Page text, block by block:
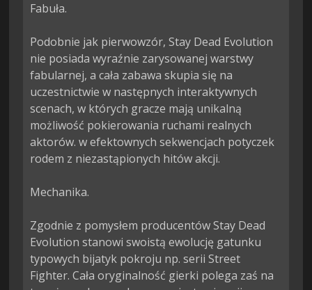
Fabuła.
Podobnie jak pierwowzór, Stay Dead Evolution
nie posiada wyraźnie zarysowanej warstwy
fabularnej, a cała zabawa skupia się na
uczestnictwie w następnych interaktywnych
scenach, w których gracze mają unikalną
możliwość pokierowania ruchami realnych
aktorów. w efektownych sekwencjach potyczek
rodem z niezastąpionych hitów akcji.
Mechanika.
Zgodnie z pomysłem producentów Stay Dead
Evolution stanowi swoistą ewolucję gatunku
typowych bijatyk pokroju np. serii Street
Fighter. Cała oryginalność gierki polega zaś na